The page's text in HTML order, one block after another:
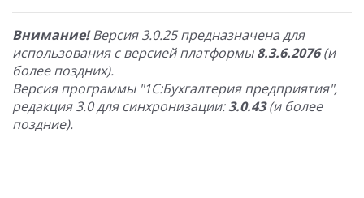
Внимание!Версия 3.0.25 предназначена для
использования с версией платформы8.3.6.2076(и
более поздних).
Версия программы "1С:Бухгалтерия предприятия",
редакция 3.0 для синхронизации:3.0.43(и более
поздние).